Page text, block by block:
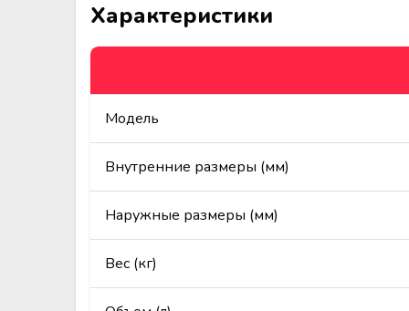
Характеристики
Модель
Внутренние размеры (мм)
Наружные размеры (мм)
Вес (кг)